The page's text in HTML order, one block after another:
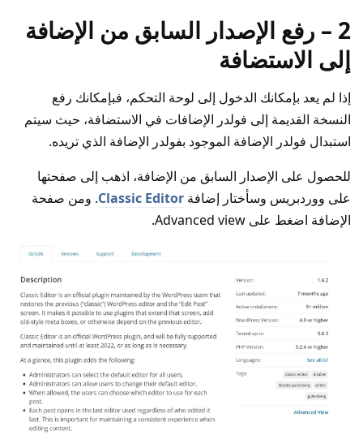
2 – رفع الإصدار السابق من الإضافة
إلى الاستضافة
إذا لم يعد بإمكانك الدخول إلى لوحة التحكم، فبإمكانك رفع
النسخة القديمة إلى فولدر الإضافات في الاستضافة، حيث سيتم
استبدال فولدر الإضافة الموجود بفولدر الإضافة الذي تريده.
للحصول على الإصدار السابق من الإضافة، اذهب إلى صفحتها
على ووردبريس وسأختار إضافة Classic Editor. ومن صفحة
الإضافة اضغط على Advanced view.